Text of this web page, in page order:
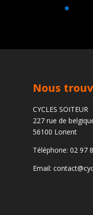
Nous
CYCLES SOITEUR
227 rue de
56100 Lorient
Téléphone: 02 97
Email: